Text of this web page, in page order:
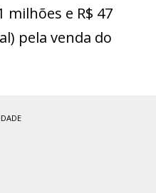
milhões e R$ 47
pela venda do